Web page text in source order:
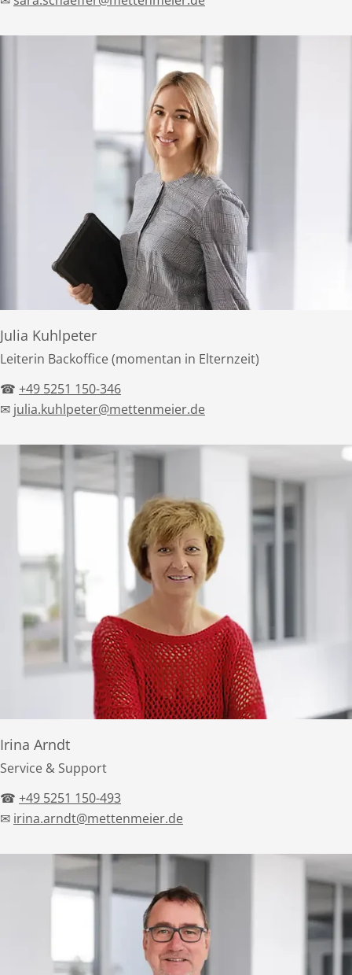
Julia Kuhlpeter
Leiterin Backoffice (momentan in Elternzeit)
☎ +49 5251 150-346
✉ julia.kuhlpeter@mettenmeier.de
Irina Arndt
Service & Support
☎ +49 5251 150-493
✉ irina.arndt@mettenmeier.de